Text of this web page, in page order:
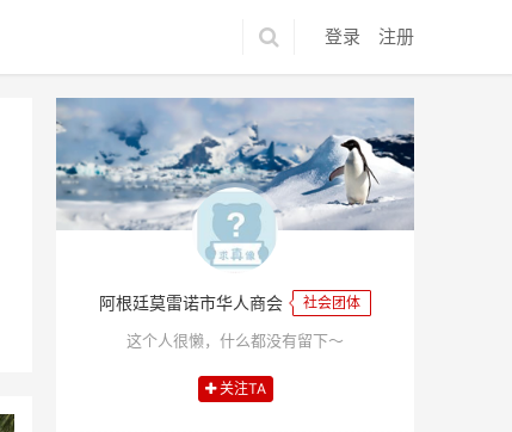
登录 注册
阿根廷莫雷诺市华人商会 社会团体
这个人很懒，什么都没有留下～
关注TA